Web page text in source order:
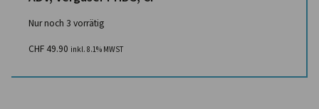
Nur noch 3 vorrätig
CHF 49.90 inkl. 8.1% MWST